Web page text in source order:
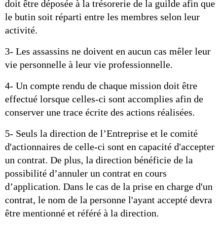
doit être déposée à la trésorerie de la guilde afin que
le butin soit réparti entre les membres selon leur
activité.
3- Les assassins ne doivent en aucun cas mêler leur
vie personnelle à leur vie professionnelle.
4- Un compte rendu de chaque mission doit être
effectué lorsque celles-ci sont accomplies afin de
conserver une trace écrite des actions réalisées.
5- Seuls la direction de l’Entreprise et le comité
d'actionnaires de celle-ci sont en capacité d'accepter
un contrat. De plus, la direction bénéficie de la
possibilité d’annuler un contrat en cours
d’application. Dans le cas de la prise en charge d'un
contrat, le nom de la personne l'ayant accepté devra
être mentionné et référé à la direction.